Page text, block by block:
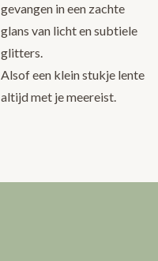
gevangen in een zachte
glans van licht en subtiele
glitters.
Alsof een klein stukje lente
altijd met je meereist.